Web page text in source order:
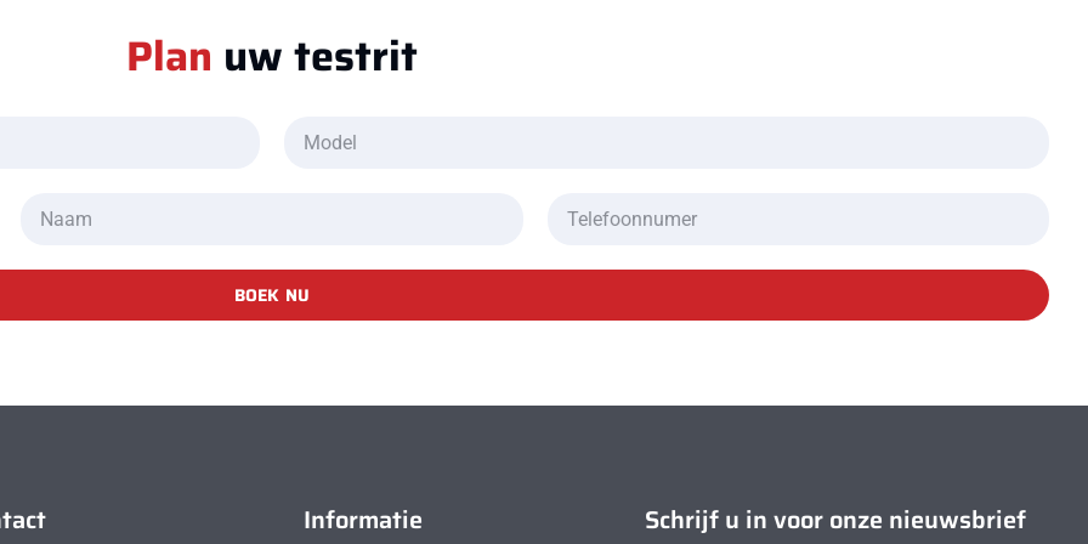
Plan uw testrit
BOEK NU
Informatie Schrijf u in voor onze nieuwsbrief